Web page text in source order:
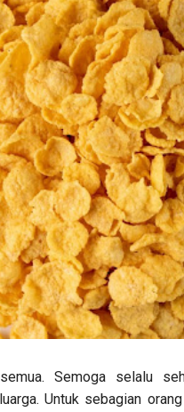
Semoga selalu
Untuk sebagian